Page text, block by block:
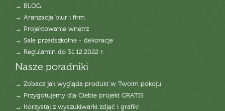
→ BLOG
→ Aranżacja biur i firm
→ Projektowanie wnętrz
→ Sale przedszkolne - dekoracje
→ Regulamin do 31.12.2022 r.
Nasze poradniki
→ Zobacz jak wygląda produkt w Twoim pokoju
→ Przygotujemy dla Ciebie projekt GRATIS
→ Korzystaj z wyszukiwarki zdjęć i grafik!